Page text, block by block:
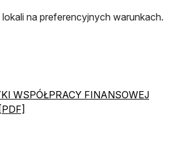
na preferencyjnych warunkach.
WSPÓŁPRACY FINANSOWEJ